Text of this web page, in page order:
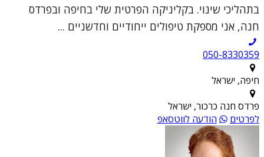
בתהליכי שינוי. בקליניקה הפרטית שלי בחיפה ובפרדס
חנה, אני מספקת טיפולים ייחודיים וחדשניים ...
050-8330359
חיפה, ישראל
פרדס חנה כרכור, ישראל
לפרטים
הודעה לווטסאפ